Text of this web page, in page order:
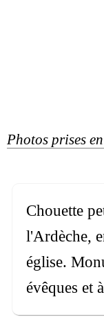
Photos prises
Chouette
l'Ardèche,
église.
évêques et